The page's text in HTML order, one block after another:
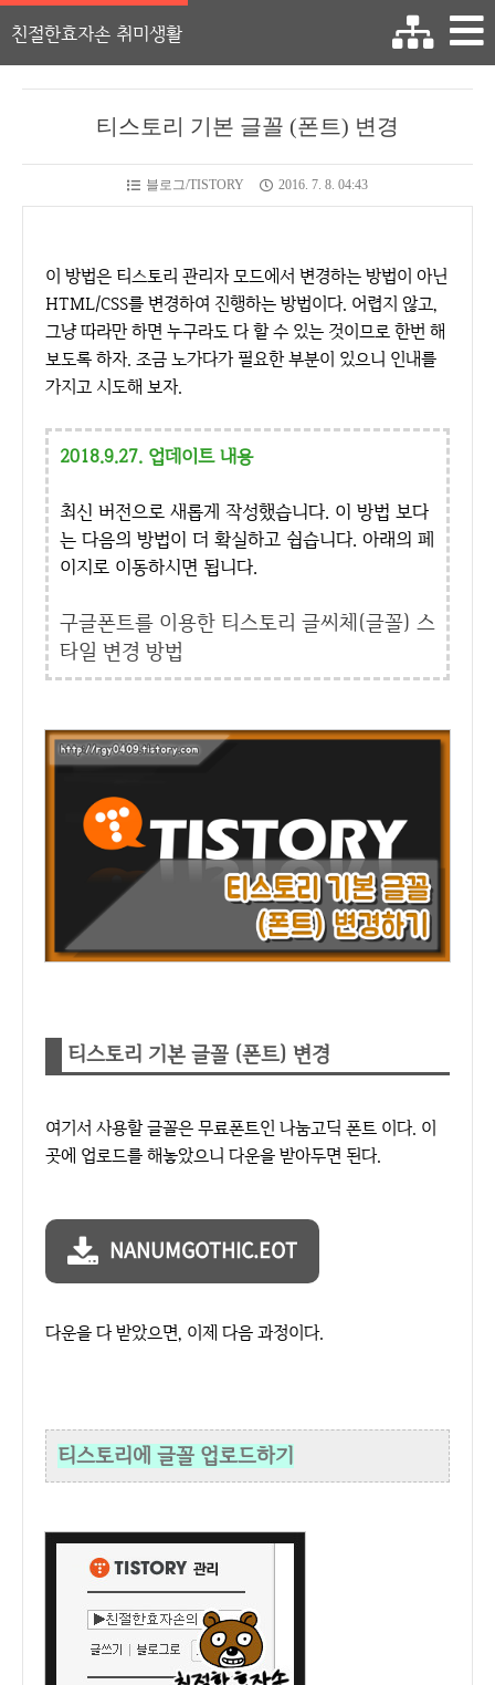
친절한효자손 취미생활
티스토리 기본 글꼴 (폰트) 변경
블로그/TISTORY 2016. 7. 8. 04:43
이 방법은 티스토리 관리자 모드에서 변경하는 방법이 아닌
HTML/CSS를 변경하여 진행하는 방법이다. 어렵지 않고,
그냥 따라만 하면 누구라도 다 할 수 있는 것이므로 한번 해
보도록 하자. 조금 노가다가 필요한 부분이 있으니 인내를
가지고 시도해 보자.
2018.9.27. 업데이트 내용
최신 버전으로 새롭게 작성했습니다. 이 방법 보다
는 다음의 방법이 더 확실하고 쉽습니다. 아래의 페
이지로 이동하시면 됩니다.
구글폰트를 이용한 티스토리 글씨체(글꼴) 스
타일 변경 방법
티스토리 기본 글꼴 (폰트) 변경
여기서 사용할 글꼴은 무료폰트인 나눔고딕 폰트 이다. 이
곳에 업로드를 해놓았으니 다운을 받아두면 된다.
NANUMGOTHIC.EOT
다운을 다 받았으면, 이제 다음 과정이다.
티스토리에 글꼴 업로드하기